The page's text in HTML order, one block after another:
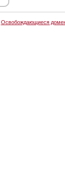
Освобождающиеся